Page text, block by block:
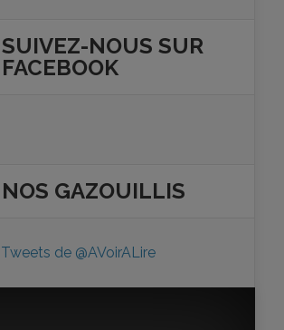
SUIVEZ-NOUS SUR
FACEBOOK
NOS GAZOUILLIS
Tweets de @AVoirALire